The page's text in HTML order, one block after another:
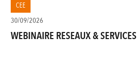
CEE
30/09/2026
WEBINAIRE RESEAUX & SERVICES